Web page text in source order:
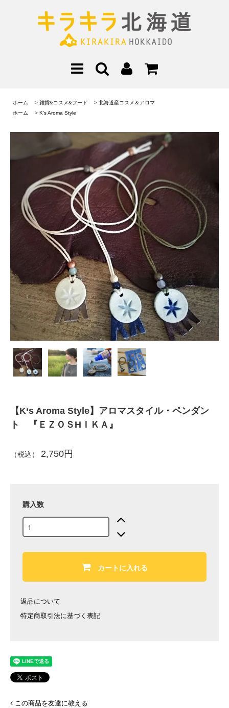
ホーム > 雑貨&コスメ&フード > 北海道産コスメ＆アロマ
ホーム
> K's Aroma Style
【K‘s Aroma Style】アロマスタイル・ペンダン
ト 『ＥＺＯＳHＩＫＡ』
（税込） 2,750円
購入数
カートに入れる
返品について
特定商取引法に基づく表記
この商品を友達に教える